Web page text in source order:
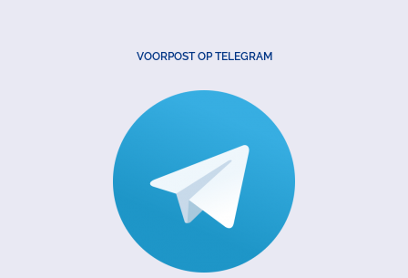
VOORPOST OP TELEGRAM